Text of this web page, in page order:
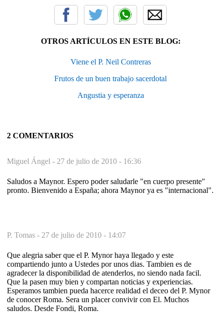
OTROS ARTÍCULOS EN ESTE BLOG:
Viene el P. Neil Contreras
Frutos de un buen trabajo sacerdotal
Angustia y esperanza
2 COMENTARIOS
Miguel Ángel - 27 de julio de 2010 - 16:36
Saludos a Maynor. Espero poder saludarle "en cuerpo presente"
pronto. Bienvenido a España; ahora Maynor ya es "internacional".
P. Tomas - 27 de julio de 2010 - 14:07
Que alegria saber que el P. Mynor haya llegado y este
compartiendo junto a Ustedes por unos dias. Tambien es de
agradecer la disponibilidad de atenderlos, no siendo nada facil.
Que la pasen muy bien y compartan noticias y experiencias.
Esperamos tambien pueda hacerce realidad el deceo del P. Mynor
de conocer Roma. Sera un placer convivir con El. Muchos
saludos. Desde Fondi, Roma.